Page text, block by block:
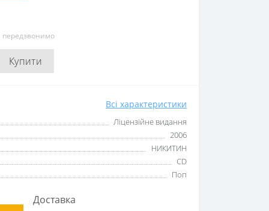
передзвонимо
Купити
Всі характеристики
Ліцензійне видання
2006
НИКИТИН
CD
Поп
Доставка